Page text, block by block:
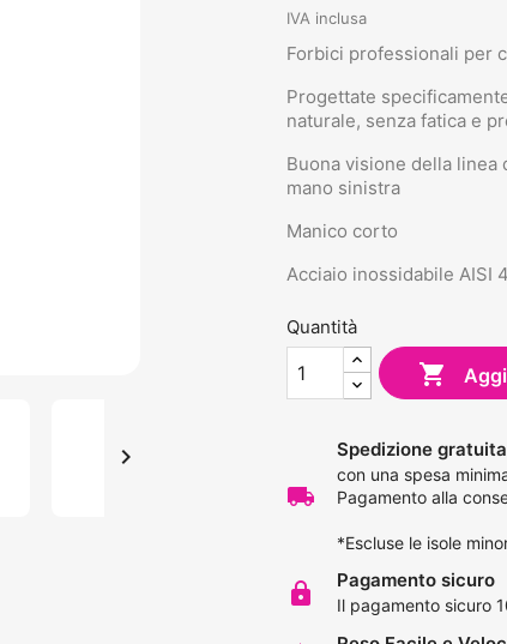

IVA inclusa
Forbici professionali per
Progettate
naturale, senza fatica e
Buona visione della
mano sinistra
Manico corto
Acciaio inossidabile AISI
Quantità

local_shipping
Spedizione gratuita
con una spesa
Pagamento alla
*Escluse le isole
lock Pagamento sicuro
Il pagamento sicuro